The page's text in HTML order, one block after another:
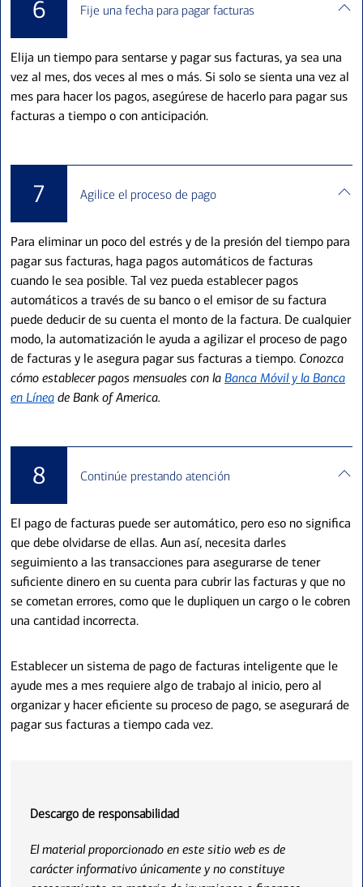
6 Fije una fecha para pagar facturas
Elija un tiempo para sentarse y pagar sus facturas, ya sea una
vez al mes, dos veces al mes o más. Si solo se sienta una vez al
mes para hacer los pagos, asegúrese de hacerlo para pagar sus
facturas a tiempo o con anticipación.
7 Agilice el proceso de pago
Para eliminar un poco del estrés y de la presión del tiempo para
pagar sus facturas, haga pagos automáticos de facturas
cuando le sea posible. Tal vez pueda establecer pagos
automáticos a través de su banco o el emisor de su factura
puede deducir de su cuenta el monto de la factura. De cualquier
modo, la automatización le ayuda a agilizar el proceso de pago
de facturas y le asegura pagar sus facturas a tiempo. Conozca
cómo establecer pagos mensuales con la Banca Móvil y la Banca
en Línea de Bank of America.
8 Continúe prestando atención
El pago de facturas puede ser automático, pero eso no significa
que debe olvidarse de ellas. Aun así, necesita darles
seguimiento a las transacciones para asegurarse de tener
suficiente dinero en su cuenta para cubrir las facturas y que no
se cometan errores, como que le dupliquen un cargo o le cobren
una cantidad incorrecta.
Establecer un sistema de pago de facturas inteligente que le
ayude mes a mes requiere algo de trabajo al inicio, pero al
organizar y hacer eficiente su proceso de pago, se asegurará de
pagar sus facturas a tiempo cada vez.
Descargo de responsabilidad
El material proporcionado en este sitio web es de
carácter informativo únicamente y no constituye